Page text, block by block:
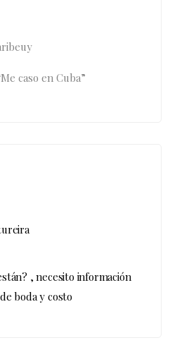
caso en Cuba”
, necesito información
boda y costo